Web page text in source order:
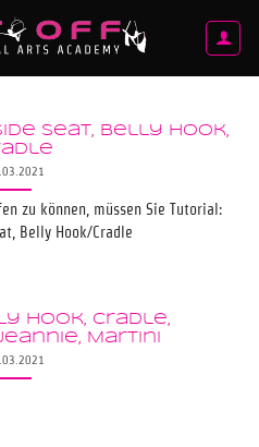
Seat, Belly Hook,
zu können, müssen Sie Tutorial:
Belly Hook/Cradle
Hook, Cradle,
Martini